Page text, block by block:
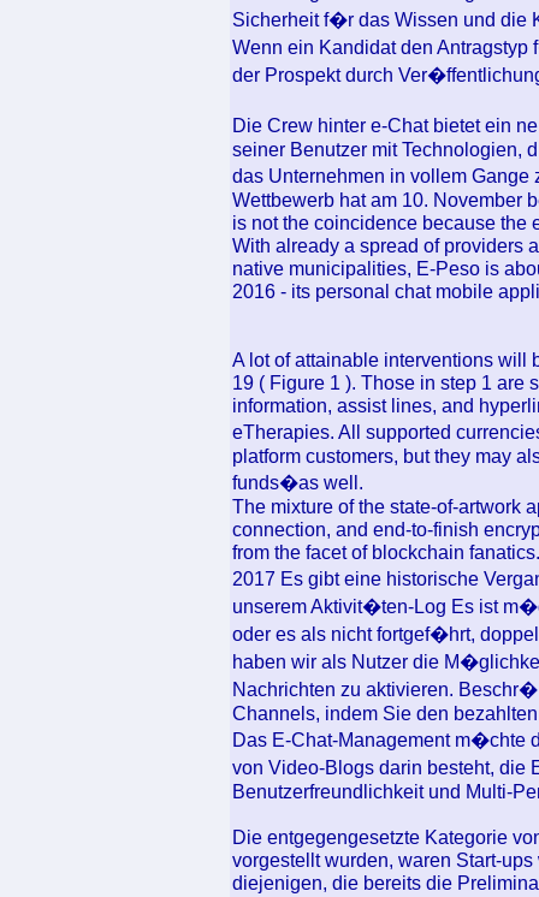
Sicherheit f�r das Wissen und die
Wenn ein Kandidat den
der Prospekt durch
Die Crew hinter e-Chat bietet ein
seiner Benutzer mit Technologien,
das Unternehmen in vollem
Wettbewerb hat am 10. November
is not the coincidence because the
With already a spread of providers
native municipalities, E-Peso is
2016 - its personal chat mobile
A lot of attainable interventions will
19 ( Figure 1 ). Those in step 1 are
information, assist lines, and
eTherapies. All supported
platform customers, but they may
funds�as well.
The mixture of the state-of-artwork
connection, and end-to-finish
from the facet of blockchain
2017 Es gibt eine historische
unserem Aktivit�ten-Log Es ist
oder es als nicht fortgef�hrt,
haben wir als Nutzer die
Nachrichten zu aktivieren.
Channels, indem Sie den
Das E-Chat-Management m�chte
von Video-Blogs darin besteht,
Benutzerfreundlichkeit und Multi-
Die entgegengesetzte Kategorie
vorgestellt wurden, waren Start-
diejenigen, die bereits die